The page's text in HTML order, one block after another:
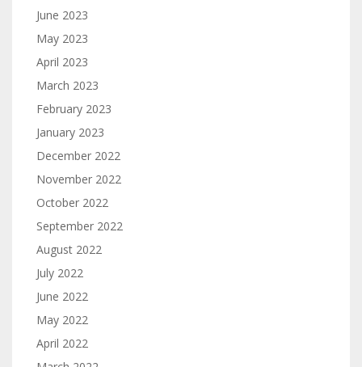
June 2023
May 2023
April 2023
March 2023
February 2023
January 2023
December 2022
November 2022
October 2022
September 2022
August 2022
July 2022
June 2022
May 2022
April 2022